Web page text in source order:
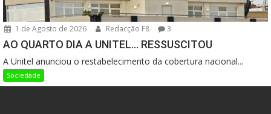
1 de Agosto de 2026 Redacção F8 3
AO QUARTO DIA A UNITEL… RESSUSCITOU
A Unitel anunciou o restabelecimento da cobertura nacional...
Sociedade